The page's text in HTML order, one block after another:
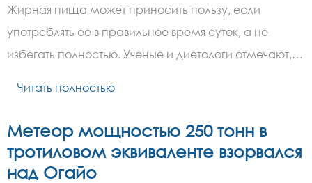
назвали
утро
лучшим
временем
для
Жирная пища может приносить пользу, если
употреблять ее в правильное время суток, а не
избегать полностью. Ученые и диетологи отмечают,…
Читать полностью
Метеор мощностью 250 тонн в
тротиловом эквиваленте взорвался
над Огайо